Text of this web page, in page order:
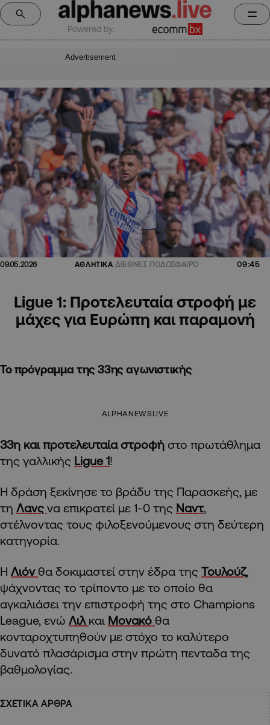
Powered by:
Advertisement
09.05.2026 ΑΘΛΗΤΙΚΑ ΔΙΕΘΝΕΣ ΠΟΔΟΣΦΑΙΡΟ 09:45
Ligue 1: Προτελευταία στροφή με
μάχες για Ευρώπη και παραμονή
Το πρόγραμμα της 33ης αγωνιστικής
ALPHANEWSLIVE
33η και προτελευταία στροφή στο πρωτάθλημα
της γαλλικής Ligue 1!
Η δράση ξεκίνησε το βράδυ της Παρασκεής, με
τη Λανς να επικρατεί με 1-0 της Ναντ,
στέλνοντας τους φιλοξενούμενους στη δεύτερη
κατηγορία.
Η Λιόν θα δοκιμαστεί στην έδρα της Τουλούζ,
ψάχνοντας το τρίποντο με το οποίο θα
αγκαλιάσει την επιστροφή της στο Champions
League, ενώ Λιλ και Μονακό θα
κονταροχτυπηθούν με στόχο το καλύτερο
δυνατό πλασάρισμα στην πρώτη πενταδα της
βαθμολογίας.
ΣΧΕΤΙΚΑ ΑΡΘΡΑ